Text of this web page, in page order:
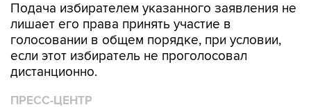
Подача избирателем указанного заявления не
лишает его права принять участие в
голосовании в общем порядке, при условии,
если этот избиратель не проголосовал
дистанционно.
ПРЕСС-ЦЕНТР